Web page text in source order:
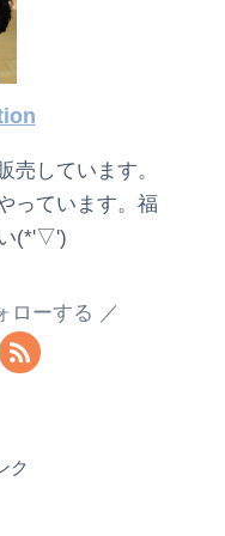
売しています。
っています。福
(*'▽')
ローする
ク